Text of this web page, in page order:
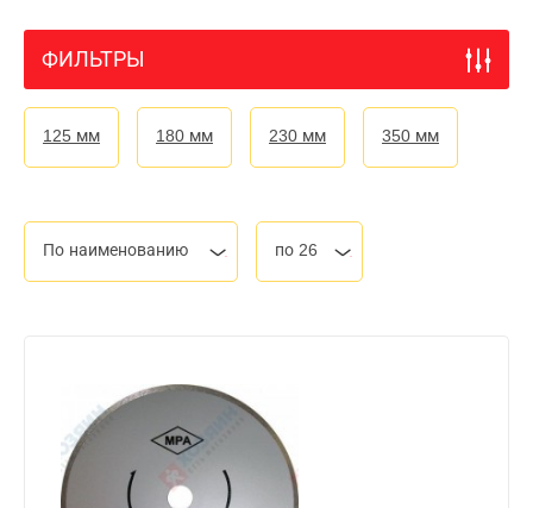
ФИЛЬТРЫ
125 мм 180 мм 230 мм 350 мм
По наименованию по 26